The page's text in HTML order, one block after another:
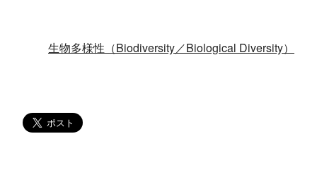
生物多様性（Biodiversity／Biological Diversity）